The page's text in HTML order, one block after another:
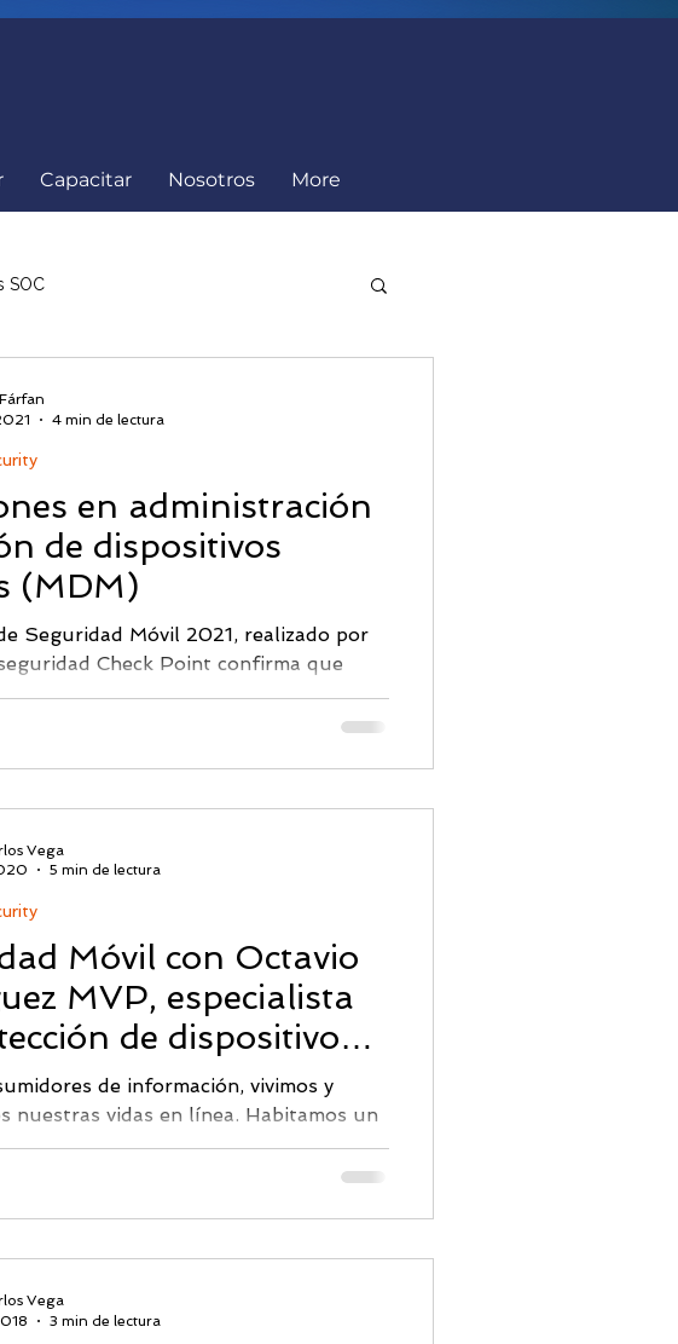
Capacitar Nosotros More
SOC
& IA Seguridad Correo
en administración
de dispositivos
(MDM)
Seguridad Móvil 2021, realizado por
Check Point confirma que
están en riesgo de...
4 min de lectura
Móvil con Octavio
MVP, especialista
de dispositivos
de información, vivimos y
nuestras vidas en línea. Habitamos un
que la demanda de acceso a la...
Vega
5 min de lectura
Vega
3 min de lectura